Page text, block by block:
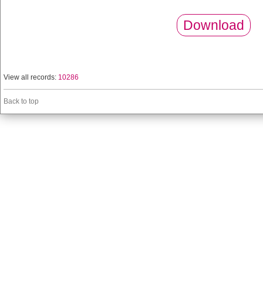
Download
View all records: 10286
Back to top